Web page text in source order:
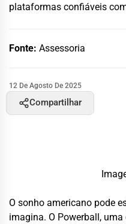
plataformas confiáveis
Fonte: Assessoria
12 De Agosto De 2025
Compartilhar
O sonho americano pode
imagina. O Powerball,